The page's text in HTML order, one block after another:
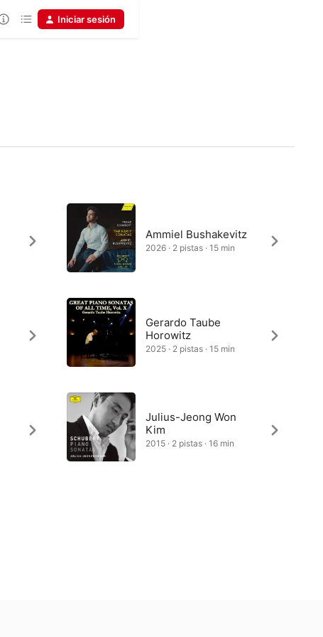
Iniciar sesión
Ammiel Bushakevitz
2026 · 2 pistas · 15 min
Gerardo Taube
Horowitz
2025 · 2 pistas · 15 min
Julius-Jeong Won
Kim
2015 · 2 pistas · 16 min